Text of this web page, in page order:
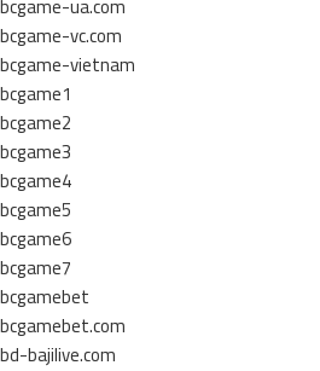
bcgame-vc.com
bcgame-vietnam
bcgame1
bcgame2
bcgame3
bcgame4
bcgame5
bcgame6
bcgame7
bcgamebet
bcgamebet.com
bd-bajilive.com